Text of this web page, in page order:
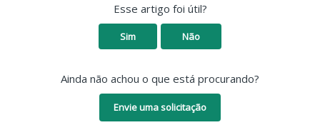
Esse artigo foi útil?
Sim Não
Ainda não achou o que está procurando?
Envie uma solicitação